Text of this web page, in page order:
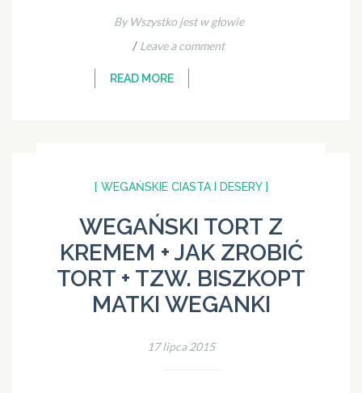
By Wszystko jest w głowie
/ Leave a comment
READ MORE
[ WEGAŃSKIE CIASTA I DESERY ]
WEGAŃSKI TORT Z
KREMEM + JAK ZROBIĆ
TORT + TZW. BISZKOPT
MATKI WEGANKI
17 lipca 2015